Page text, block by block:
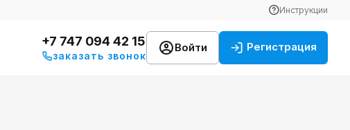
Инструкции
+7 747 094 42 15
заказать звонок
Войти Регистрация